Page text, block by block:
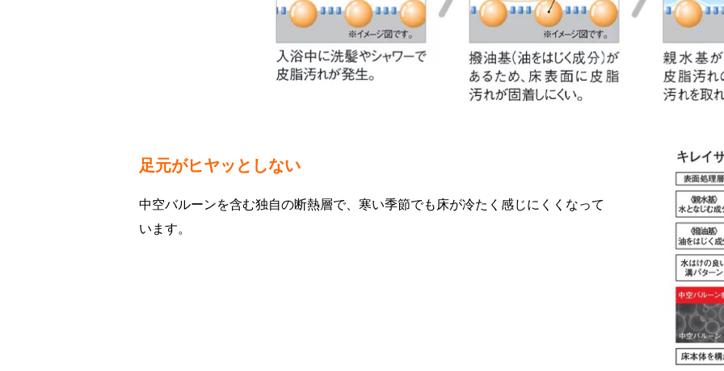
足元がヒヤッとしない
中空バルーンを含む独自の断熱層で、寒い季節でも床が冷たく感じにくくなって
います。